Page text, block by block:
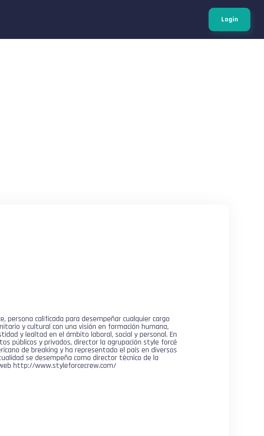
Login
persona calificada para desempeñar cualquier cargo
y cultural con una visión en formación humana,
y lealtad en el ámbito laboral, social y personal. En
públicos y privados, director la agrupación style forcé
de breaking y ha representado el país en diversos
se desempeña como director técnico de la
http://www.styleforcecrew.com/